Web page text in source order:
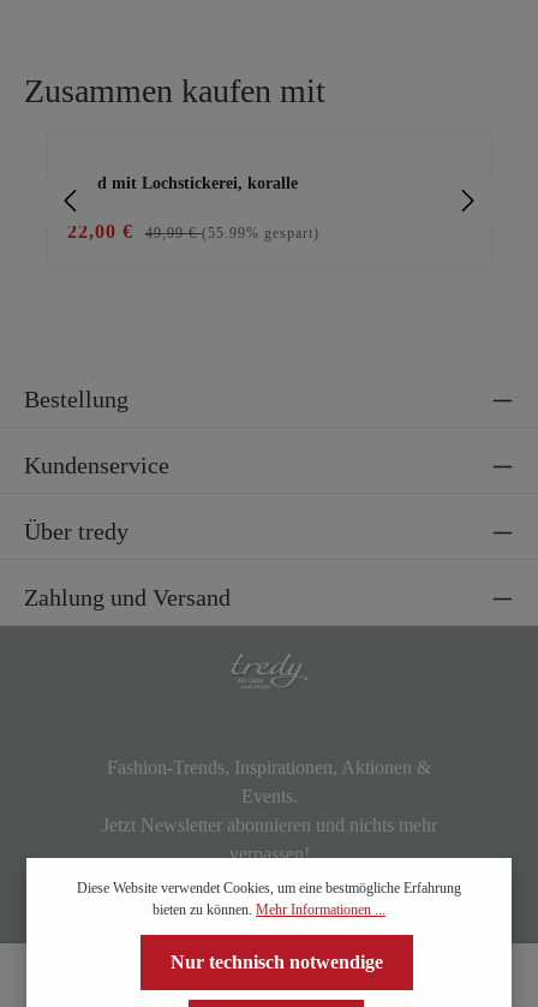
Zusammen kaufen mit
Kleid mit Lochstickerei, koralle
22,00 € 49,99 €(55.99% gespart)
Bestellung
Kundenservice
Über tredy
Zahlung und Versand
Fashion-Trends, Inspirationen, Aktionen &
Events.
Jetzt Newsletter abonnieren und nichts mehr
verpassen!
Diese Website verwendet Cookies, um eine bestmögliche Erfahrung
bieten zu können. Mehr Informationen ...
Nur technisch notwendige